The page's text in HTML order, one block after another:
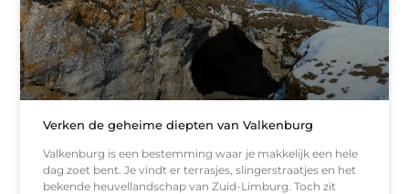
Verken de geheime diepten van Valkenburg
Valkenburg is een bestemming waar je makkelijk een hele
dag zoet bent. Je vindt er terrasjes, slingerstraatjes en het
bekende heuvellandschap van Zuid-Limburg. Toch zit